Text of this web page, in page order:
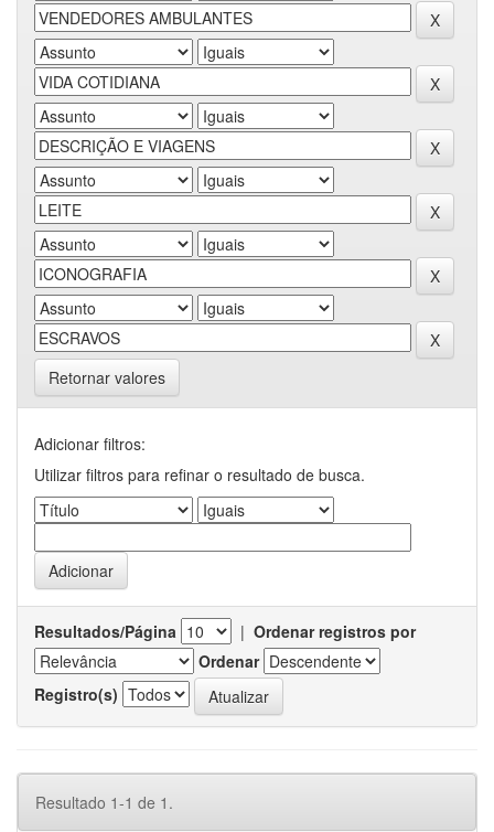
Retornar valores
Adicionar filtros:
Utilizar filtros para refinar o resultado de busca.
Resultados/Página | Ordenar registros por
Ordenar
Registro(s)
Resultado 1-1 de 1.